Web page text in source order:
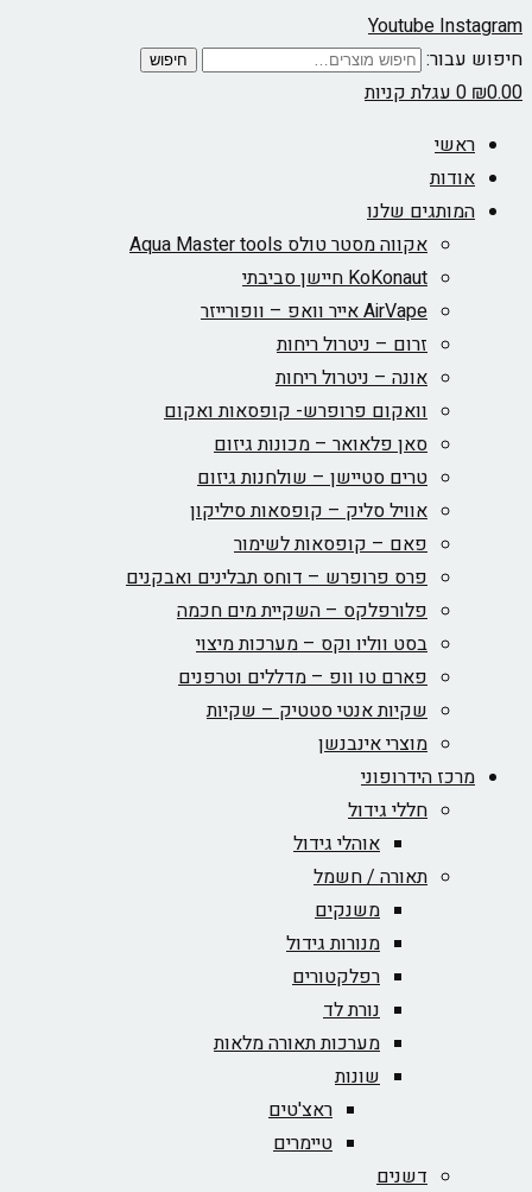
Youtube
עגלת קניות
שלנו
אקווה מסטר טולס Aqua Master tools
KoKonaut חיישן סביבתי
AirVape אייר וואפ – וופורייזר
זרום – ניטרול ריחות
אונה – ניטרול ריחות
וואקום פרופרש- קופסאות ואקום
סאן פלאואר – מכונות גיזום
טרים סטיישן – שולחנות גיזום
אוויל סליק – קופסאות סיליקון
פאם – קופסאות לשימור
פרס פרופרש – דוחס תבלינים ואבקנים
פלורפלקס – השקיית מים חכמה
בסט ווליו וקס – מערכות מיצוי
פארם טו וופ – מדללים וטרפנים
שקיות אנטי סטטיק – שקיות
מוצרי אינבנשן
הידרופוני
חללי גידול
אוהלי גידול
תאורה / חשמל
משנקים
מנורות גידול
רפלקטורים
נורת לד
מערכות תאורה מלאות
ראצ'טים
טיימרים
דשנים